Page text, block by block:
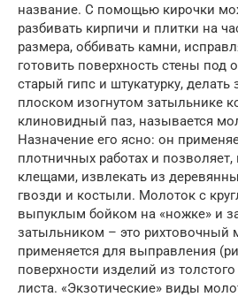
название. С помощью кирочки
разбивать кирпичи и плитки на
размера, оббивать камни,
готовить поверхность стены под
старый гипс и штукатурку,
плоском изогнутом затыльнике
клиновидный паз, называется
Назначение его ясно: он
плотничных работах и позволяет,
клещами, извлекать из
гвозди и костыли. Молоток с
выпуклым бойком на «ножке» и
затыльником – это рихтовочный
применяется для выправления
поверхности изделий из
листа. «Экзотические» виды